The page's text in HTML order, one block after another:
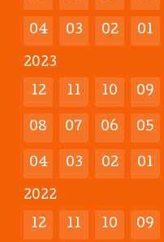
04 03 02 01
2023
12 11 10 09
08 07 06 05
04 03 02 01
2022
12 11 10 09